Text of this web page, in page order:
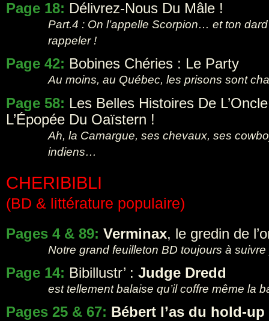
Page 18: Délivrez-Nous Du Mâle !
Part.4 : On l’appelle Scorpion… et ton
rappeler !
Page 42: Bobines Chéries : Le Party
Au moins, au Québec, les prisons sont
Page 58: Les Belles Histoires De
L’Épopée Du Oaïstern !
Ah, la Camargue, ses chevaux, ses
indiens…
CHERIBIBLI
(BD & littérature populaire)
Pages 4 & 89: Verminax, le gredin de
Notre grand feuilleton BD toujours à
Page 14: Bibillustr’ : Judge Dredd
est tellement balaise qu’il coffre même la
Pages 25 & 67: Bébert l’as du hold-up